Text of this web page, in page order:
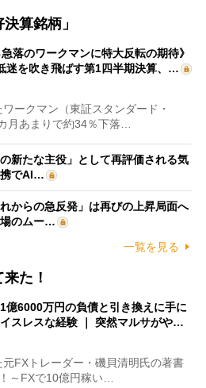
算銘柄」
急落のワークマンに特大反転の期待》
迷を吹き飛ばす第1四半期決算、…
ークマン（東証スタンダード・
月あまりで約34％下落…
新たな主役」として再評価される気
でAI…
からの急反発」は再びの上昇局面へ
のムー…
一覧を見る
た！
1億6000万円の負債と引き換えに手に
スレスな経験 ｜ 突然マルサがや…
FXトレーダー・磯貝清明氏の著書
～FXで10億円稼い…